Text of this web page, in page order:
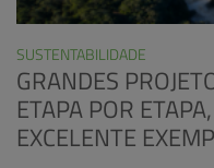
SUSTENTABILIDADE
GRANDES
ETAPA POR
EXCELENTE